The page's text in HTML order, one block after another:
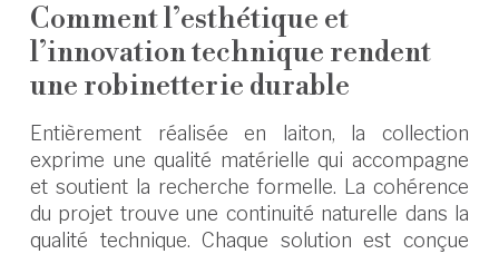
Comment l’esthétique et
l’innovation technique rendent
une robinetterie durable
Entièrement réalisée en laiton, la collection
exprime une qualité matérielle qui accompagne
et soutient la recherche formelle. La cohérence
du projet trouve une continuité naturelle dans la
qualité technique. Chaque solution est conçue